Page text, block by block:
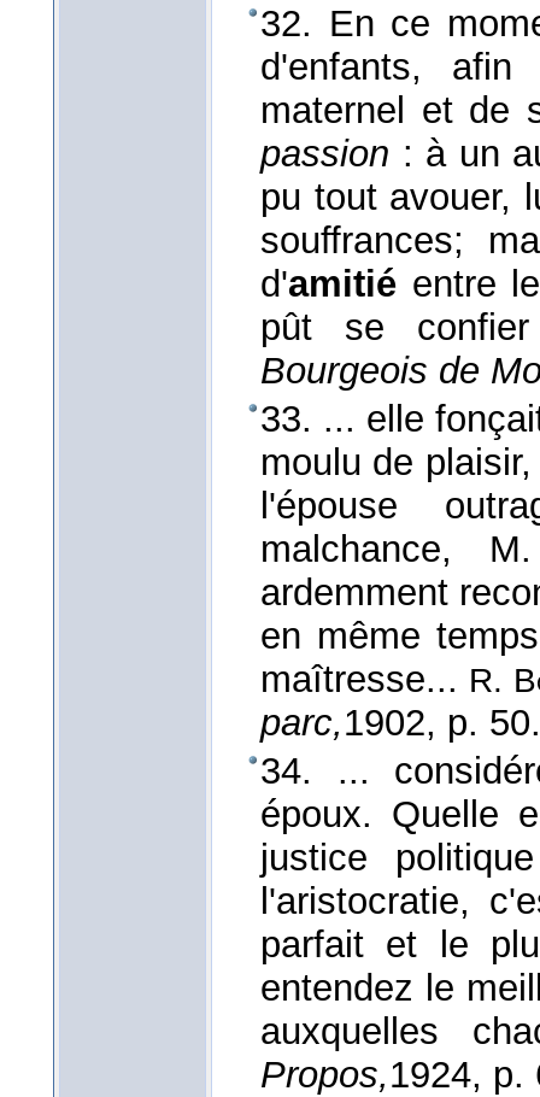
32. En ce
d'enfants,
maternel et de
passion : à un
pu tout avouer,
souffrances;
d'amitié entre
pût se
Bourgeois de
33. ... elle
moulu de
l'épouse
malchance,
ardemment
en même
maîtresse... R.
parc,1902, p. 50.
34. ...
époux. Quelle
justice
l'aristocratie,
parfait et le
entendez le
auxquelles
Propos,1924, p.